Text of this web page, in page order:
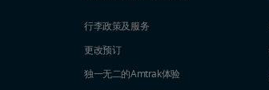
行李政策及服务
更改预订
独一无二的Amtrak体验